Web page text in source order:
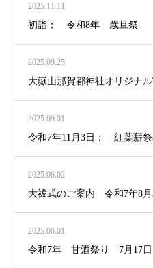
2025.11.11
初詣； 令和8年 歳旦祭
2025.09.25
大嶽山那賀都神社オリジナ
2025.09.01
令和7年11月3日； 紅葉薪
2025.06.02
大祓式のご案内 令和7年8月
2025.06.01
令和7年 甘酒祭り 7月17日